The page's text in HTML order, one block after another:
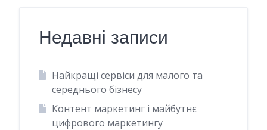
Недавні записи
Найкращі сервіси для малого та
середнього бізнесу
Контент маркетинг і майбутнє
цифрового маркетингу